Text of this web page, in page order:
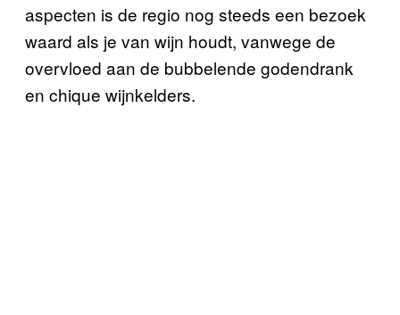
aspecten is de regio nog steeds een bezoek
waard als je van wijn houdt, vanwege de
overvloed aan de bubbelende godendrank
en chique wijnkelders.